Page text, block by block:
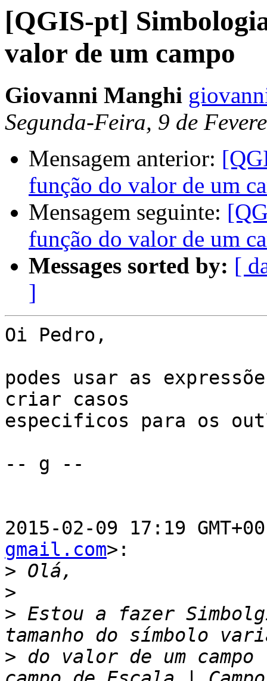
[QGIS-pt]
valor de um campo
Giovanni Manghi
Segunda-Feira, 9 de
Mensagem anterior:
função do valor de um
Mensagem seguinte:
função do valor de um
Messages sorted by: [
]
Oi Pedro,
podes usar as
criar casos
especificos para os
-- g --
2015-02-09 17:19
gmail.com>:
>
>
> Estou a fazer
> do valor de um campo